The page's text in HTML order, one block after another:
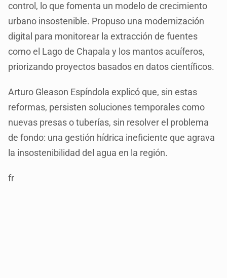
control, lo que fomenta un modelo de crecimiento
urbano insostenible. Propuso una modernización
digital para monitorear la extracción de fuentes
como el Lago de Chapala y los mantos acuíferos,
priorizando proyectos basados en datos científicos.
Arturo Gleason Espíndola explicó que, sin estas
reformas, persisten soluciones temporales como
nuevas presas o tuberías, sin resolver el problema
de fondo: una gestión hídrica ineficiente que agrava
la insostenibilidad del agua en la región.
fr